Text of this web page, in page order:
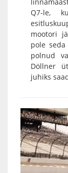
Q7-le,
mootori
pole
polnud
Döllner
juhiks